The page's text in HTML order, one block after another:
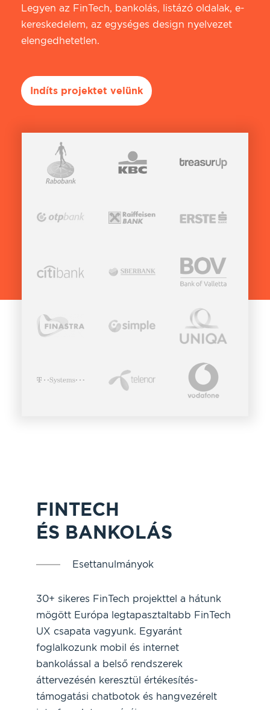
Legyen az FinTech, bankolás, listázó oldalak, e-
kereskedelem, az egységes design nyelvezet
elengedhetetlen.
Indíts projektet velünk
FINTECH
ÉS BANKOLÁS
Esettanulmányok
30+ sikeres FinTech projekttel a hátunk
mögött Európa legtapasztaltabb FinTech
UX csapata vagyunk. Egyaránt
foglalkozunk mobil és internet
bankolással a belső rendszerek
áttervezésén keresztül értékesítés-
támogatási chatbotok és hangvezérelt